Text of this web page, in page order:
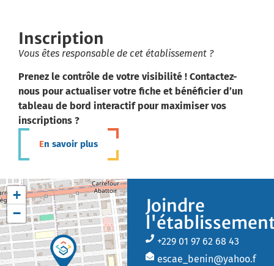
Inscription
Vous êtes responsable de cet établissement ?
Prenez le contrôle de votre visibilité ! Contactez-
nous pour actualiser votre fiche et bénéficier d’un
tableau de bord interactif pour maximiser vos
inscriptions ?
En savoir plus
+
−
Joindre
+229 01 97 62 68 43
escae_benin@yahoo.f